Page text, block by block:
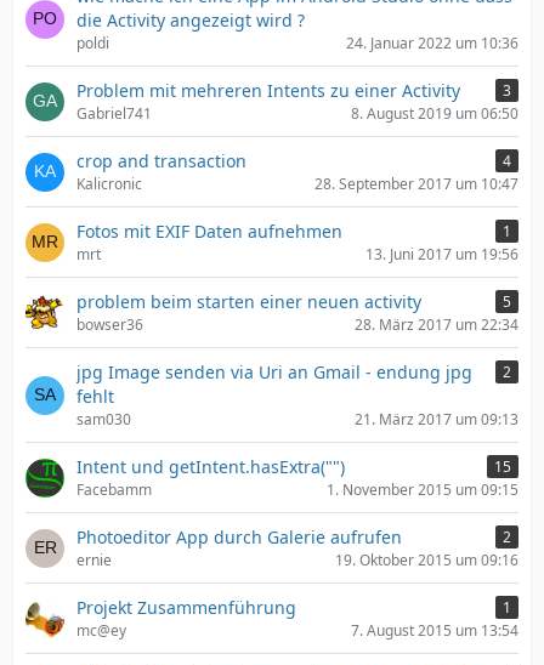
die Activity angezeigt wird ?
poldi 24. Januar 2022 um 10:36
Problem mit mehreren Intents zu einer Activity
3
Gabriel741
8. August 2019 um 06:50
crop and transaction
4
Kalicronic
28. September 2017 um 10:47
Fotos mit EXIF Daten aufnehmen
1
mrt
13. Juni 2017 um 19:56
problem beim starten einer neuen activity
5
bowser36
28. März 2017 um 22:34
jpg Image senden via Uri an Gmail - endung jpg
fehlt
2
sam030 21. März 2017 um 09:13
Intent und getIntent.hasExtra("")
15
Facebamm
1. November 2015 um 09:15
Photoeditor App durch Galerie aufrufen
2
ernie
19. Oktober 2015 um 09:16
Projekt Zusammenführung
1
mc@ey
7. August 2015 um 13:54